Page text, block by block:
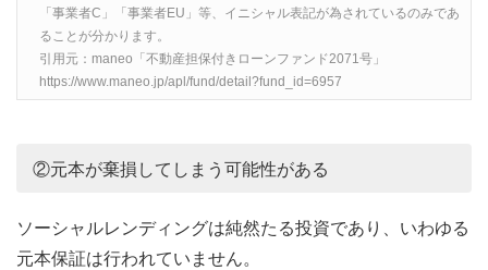
「事業者C」「事業者EU」等、イニシャル表記が為されているのみであ
ることが分かります。
引用元：maneo「不動産担保付きローンファンド2071号」
https://www.maneo.jp/apl/fund/detail?fund_id=6957
②元本が棄損してしまう可能性がある
ソーシャルレンディングは純然たる投資であり、いわゆる
元本保証は行われていません。